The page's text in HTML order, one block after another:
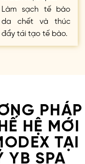
Làm sạch tế bào
da chết và thúc
đẩy tái tạo tế bào.
PHÁP
HỆ MỚI
TẠI
YB SPA